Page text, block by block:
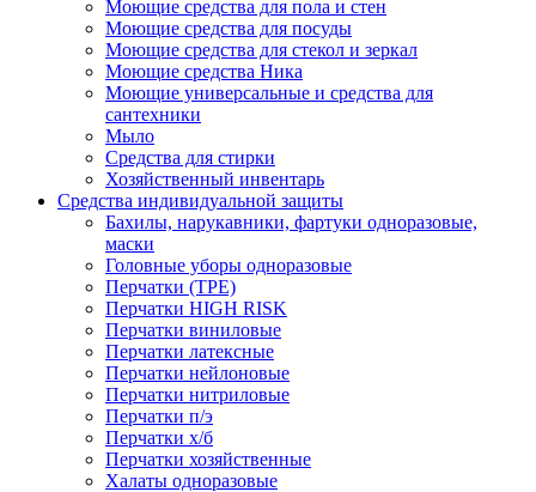
Моющие средства для пола и стен
Моющие средства для посуды
Моющие средства для стекол и зеркал
Моющие средства Ника
Моющие универсальные и средства для
сантехники
Мыло
Средства для стирки
Хозяйственный инвентарь
Средства индивидуальной защиты
Бахилы, нарукавники, фартуки одноразовые,
маски
Головные уборы одноразовые
Перчатки (ТРЕ)
Перчатки HIGH RISK
Перчатки виниловые
Перчатки латексные
Перчатки нейлоновые
Перчатки нитриловые
Перчатки п/э
Перчатки х/б
Перчатки хозяйственные
Халаты одноразовые